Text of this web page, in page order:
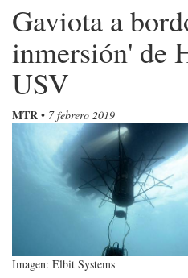
Gaviota a
inmersión' de
USV
MTR • 7 febrero 2019
Imagen: Elbit Systems